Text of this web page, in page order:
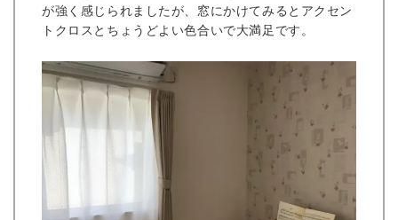
が強く感じられましたが、窓にかけてみるとアクセン
トクロスとちょうどよい色合いで大満足です。